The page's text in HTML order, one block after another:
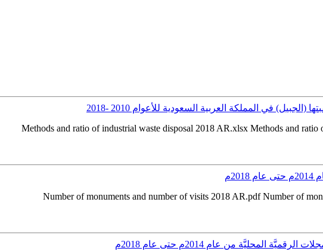
في المملكة العربية السعودية للأعوام 2010 -2018
Methods and ratio of industrial waste disposal 2018 AR.xlsx Methods and
المحليَّة من عام 2014م حتى عام 2018م